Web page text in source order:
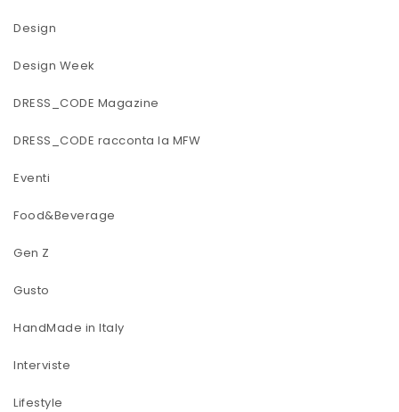
Design
Design Week
DRESS_CODE Magazine
DRESS_CODE racconta la MFW
Eventi
Food&Beverage
Gen Z
Gusto
HandMade in Italy
Interviste
Lifestyle